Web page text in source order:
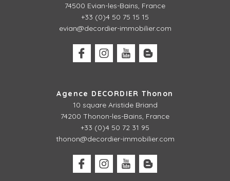
74500 Evian-les-Bains, France
+33 (0)4 50 75 15 15
evian@decordier-immobilier.com
Agence DECORDIER Thonon
10 square Aristide Briand
74200 Thonon-les-Bains, France
+33 (0)4 50 72 31 95
thonon@decordier-immobilier.com